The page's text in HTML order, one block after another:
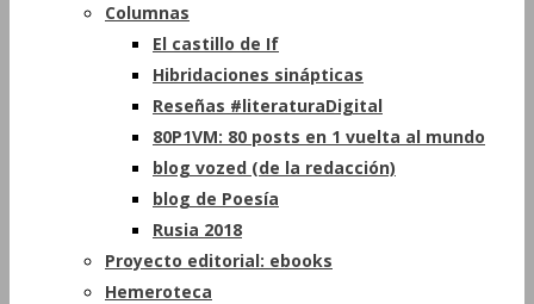
Columnas
El castillo de If
Hibridaciones sinápticas
Reseñas #literaturaDigital
80P1VM: 80 posts en 1 vuelta al mundo
blog vozed (de la redacción)
blog de Poesía
Rusia 2018
Proyecto editorial: ebooks
Hemeroteca